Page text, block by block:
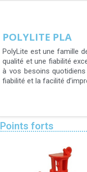
POLYLITE PLA
PolyLite est une famille
qualité et une fiabilité
à vos besoins
fiabilité et la facilité
Points forts